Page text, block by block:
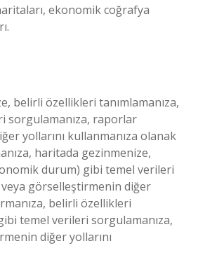
ekonomik coğrafya
belirli özellikleri tanımlamanıza,
sorgulamanıza, raporlar
yollarını kullanmanıza olanak
haritada gezinmenize,
durum) gibi temel verileri
görselleştirmenin diğer
belirli özellikleri
temel verileri sorgulamanıza,
diğer yollarını